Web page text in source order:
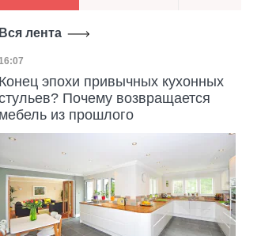
Вся лента
публикации
Конец эпохи привычных кухонных
Почему возвращается
мебель из прошлого